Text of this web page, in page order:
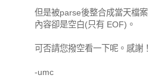
但是被parse後整合成當天檔案
內容卻是空白(只有 EOF)。
可否請您撥空看一下呢。感謝！
-umc